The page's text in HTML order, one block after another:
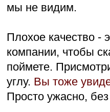
мы не видим.
Плохое качество -
компании, чтобы
поймете.
углу. Вы тоже
Просто ужасно,